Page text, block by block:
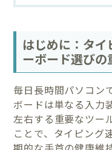
はじめに：タ
ーボード選びの
毎日長時間パソコン
ボードは単なる入力
左右する重要なツー
ことで、タイピング